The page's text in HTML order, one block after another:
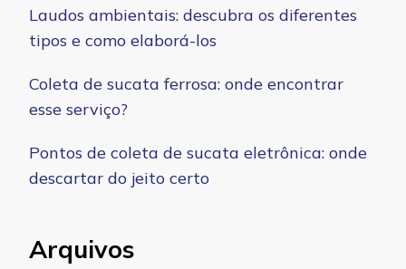
Laudos ambientais: descubra os diferentes
tipos e como elaborá-los
Coleta de sucata ferrosa: onde encontrar
esse serviço?
Pontos de coleta de sucata eletrônica: onde
descartar do jeito certo
Arquivos